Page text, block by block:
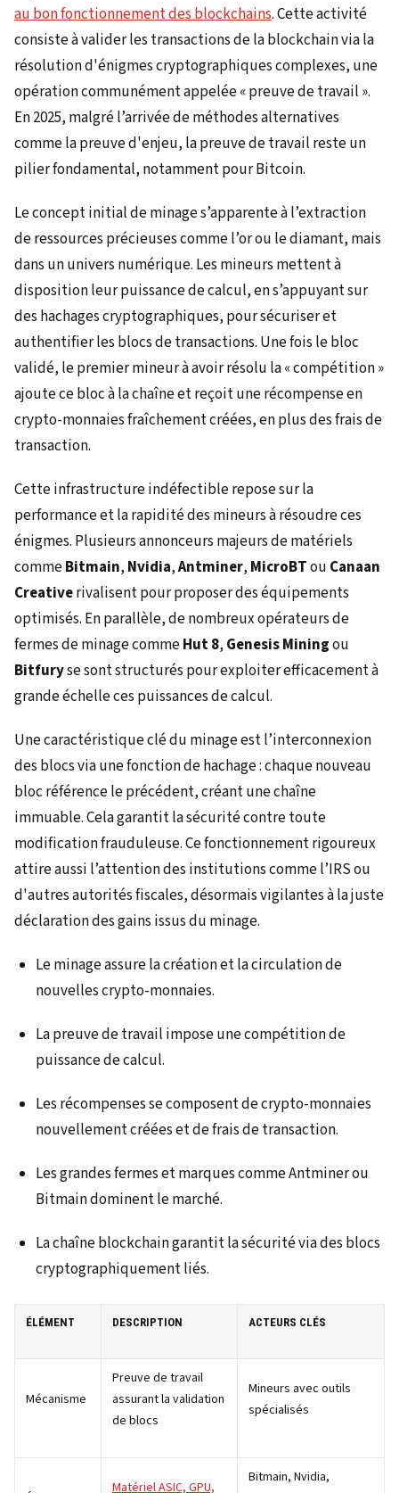
au bon fonctionnement des blockchains. Cette activité
consiste à valider les transactions de la blockchain via la
résolution d'énigmes cryptographiques complexes, une
opération communément appelée « preuve de travail ».
En 2025, malgré l’arrivée de méthodes alternatives
comme la preuve d'enjeu, la preuve de travail reste un
pilier fondamental, notamment pour Bitcoin.
Le concept initial de minage s’apparente à l’extraction
de ressources précieuses comme l’or ou le diamant, mais
dans un univers numérique. Les mineurs mettent à
disposition leur puissance de calcul, en s’appuyant sur
des hachages cryptographiques, pour sécuriser et
authentifier les blocs de transactions. Une fois le bloc
validé, le premier mineur à avoir résolu la « compétition »
ajoute ce bloc à la chaîne et reçoit une récompense en
crypto-monnaies fraîchement créées, en plus des frais de
transaction.
Cette infrastructure indéfectible repose sur la
performance et la rapidité des mineurs à résoudre ces
énigmes. Plusieurs annonceurs majeurs de matériels
commeBitmain, Nvidia,Antminer, MicroBTou Canaan
Creativerivalisent pour proposer des équipements
optimisés. En parallèle, de nombreux opérateurs de
fermes de minage commeHut 8, Genesis Miningou
Bitfuryse sont structurés pour exploiter efficacement à
grande échelle ces puissances de calcul.
Une caractéristique clé du minage est l’interconnexion
des blocs via une fonction de hachage : chaque nouveau
bloc référence le précédent, créant une chaîne
immuable. Cela garantit la sécurité contre toute
modification frauduleuse. Ce fonctionnement rigoureux
attire aussi l’attention des institutions comme l’IRS ou
d'autres autorités fiscales, désormais vigilantes à la juste
déclaration des gains issus du minage.
Le minage assure la création et la circulation de
nouvelles crypto-monnaies.
La preuve de travail impose une compétition de
puissance de calcul.
Les récompenses se composent de crypto-monnaies
nouvellement créées et de frais de transaction.
Les grandes fermes et marques comme Antminer ou
Bitmain dominent le marché.
La chaîne blockchain garantit la sécurité via des blocs
cryptographiquement liés.
ÉLÉMENT DESCRIPTION ACTEURS CLÉS
Mécanisme
Preuve de travail
assurant la validation
de blocs
Mineurs avec outils
spécialisés
Matériel ASIC, GPU,
Bitmain, Nvidia,